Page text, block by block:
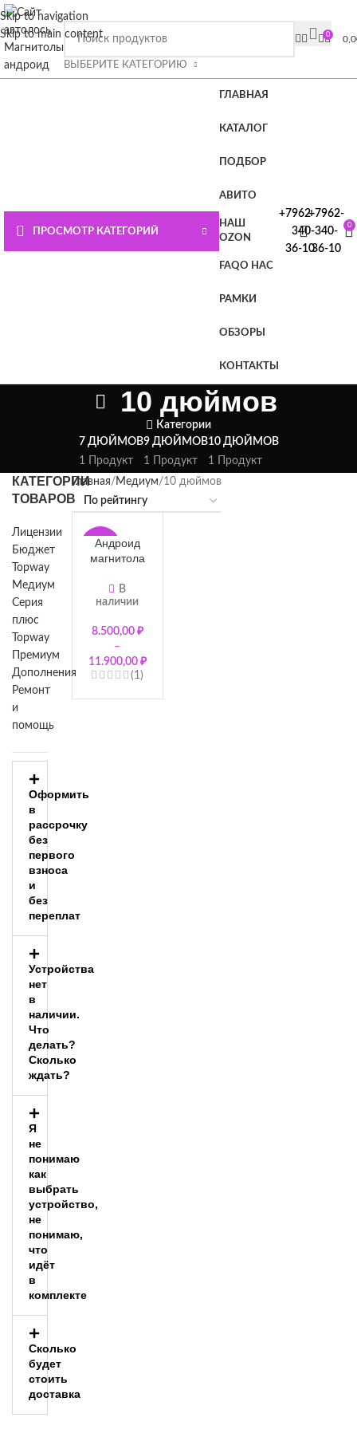
Skip to navigation
Skip to main content
ВЫБЕРИТЕ КАТЕГОРИЮ
0
ПРОСМОТР КАТЕГОРИЙ
ГЛАВНАЯ
КАТАЛОГ
ПОДБОР
АВИТО
НАШ
OZON
FAQО НАС
РАМКИ
ОБЗОРЫ
КОНТАКТЫ
+7962-
340-
36-10
+7962-
340-
36-10
0
10 дюймов
Категории
7 ДЮЙМОВ
1 Продукт
9 ДЮЙМОВ
1 Продукт
10 ДЮЙМОВ
1 Продукт
КАТЕГОРИИ
ТОВАРОВ
Лицензии
Бюджет
Topway
Медиум
Серия
плюс
Topway
Премиум
Дополнения
Ремонт
и
помощь
Оформить
в
рассрочку
без
первого
взноса
и
без
переплат
Устройства
нет
в
наличии.
Что
делать?
Сколько
ждать?
Я
не
понимаю
как
выбрать
устройство,
не
понимаю,
что
идёт
в
комплекте
Сколько
будет
стоить
доставка
Главная Медиум 10 дюймов
-38%
Андроид
магнитола
Медиум 8
ядер
р 7311) 10"
| 16-
полосный
эквалайзе
В
наличии
8.500,00 ₽
–
11.900,00 ₽
(1)
ВНИМАНИЕ СЮДА!!!! При покупке магнитолы Плюс или
Премиум лицензия в подарок.
странице или нажмите СЮДА